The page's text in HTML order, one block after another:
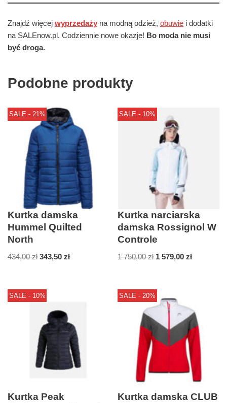
Znajdź więcej wyprzedaży na modną odzież, obuwie i dodatki
na SALEnow.pl. Codziennie nowe okazje! Bo moda nie musi
być droga.
Podobne produkty
SALE - 21%
Kurtka damska
Hummel Quilted
North
434,00zł 343,50 zł
SALE - 10%
Kurtka narciarska
damska Rossignol W
Controle
1 750,00zł 1 579,00zł
SALE - 10%
Kurtka Peak
SALE - 20%
Kurtka damska CLUB